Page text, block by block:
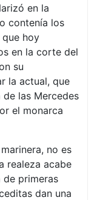
en la
contenía los
hoy
en la corte del
su
la actual, que
las Mercedes
el monarca
no es
realeza acabe
primeras
dan una